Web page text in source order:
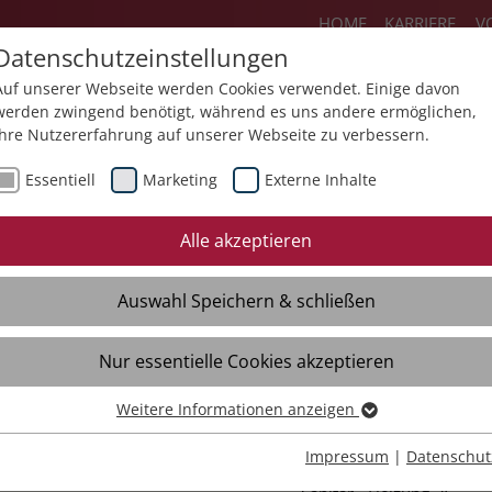
HOME KARRIERE
Produkte
Gärtnerei & Gartenbau
Floristik
Apfel-Lieferservice
Gartengestaltung
Gartenpflege
Gebäude
Gebäudereinigung
Baureinigung
Sonderreinigung
Elektrotechnik
Gebäudeleittechnik
(MSR)
unserer Webseite werden Cookies verwendet. Einige davon
zwingend benötigt, während es uns andere ermöglichen,
Nutzererfahrung auf unserer Webseite zu verbessern.
Essentiell Marketing Externe Inhalte
Alle akzeptieren
Auswahl Speichern & schließen
Nur essentielle Cookies akzeptieren
Essentielle Cookies werden für grundlegende Funktionen der
Weitere Informationen anzeigen
Impressum |